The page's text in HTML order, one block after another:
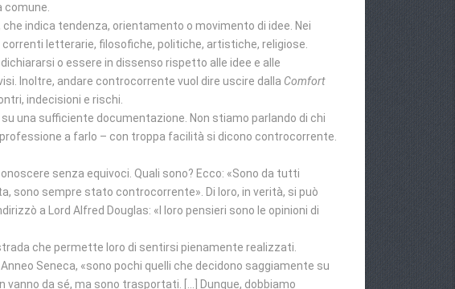
indica tendenza, orientamento o movimento di idee. Nei
letterarie, filosofiche, politiche, artistiche, religiose.
o essere in dissenso rispetto alle idee e alle
Inoltre, andare controcorrente vuol dire uscire dalla Comfort
indecisioni e rischi.
una sufficiente documentazione. Non stiamo parlando di chi
a farlo – con troppa facilità si dicono controcorrente.
senza equivoci. Quali sono? Ecco: «Sono da tutti
sono sempre stato controcorrente». Di loro, in verità, si può
a Lord Alfred Douglas: «I loro pensieri sono le opinioni di
che permette loro di sentirsi pienamente realizzati.
Seneca, «sono pochi quelli che decidono saggiamente su
da sé, ma sono trasportati. […] Dunque, dobbiamo